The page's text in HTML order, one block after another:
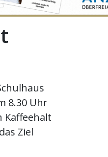
8.30 Uhr
Kaffeehalt
Ziel